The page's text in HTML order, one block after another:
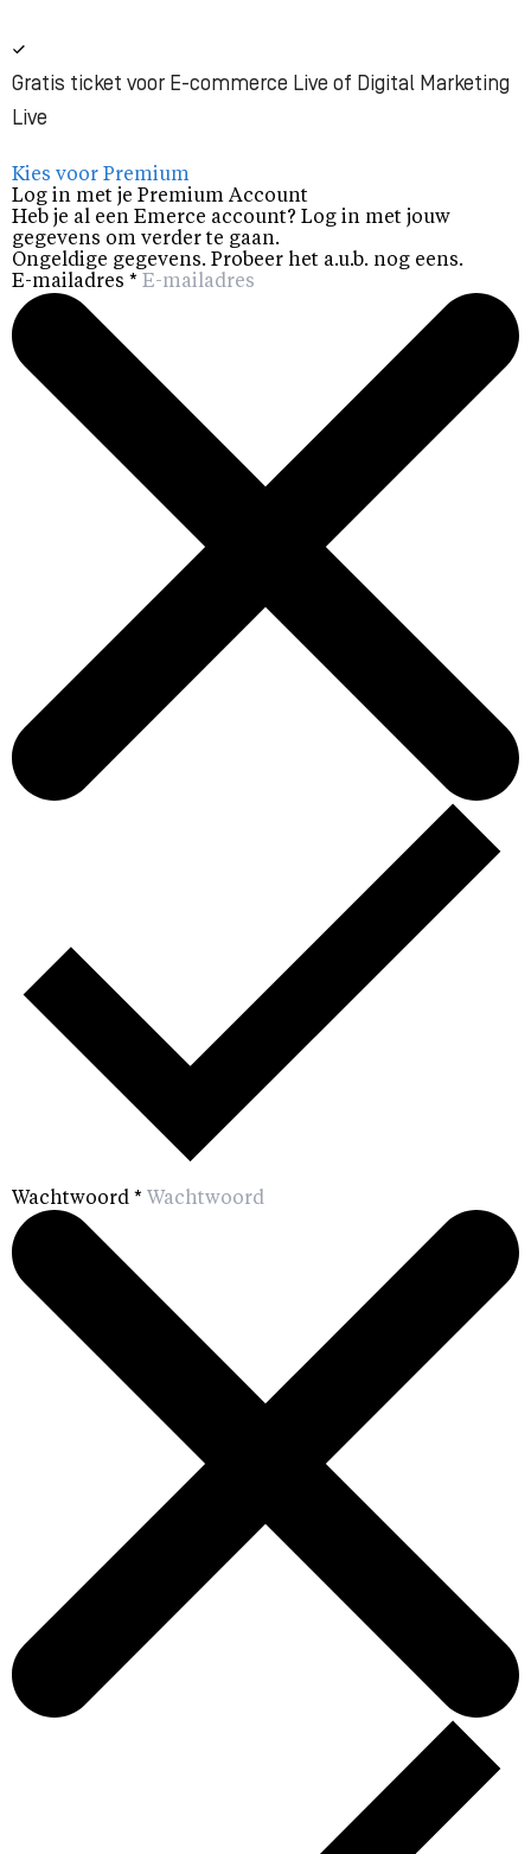
Gratis ticket voor E-commerce Live of Digital Marketing
Live
Kies voor Premium
Log in met je Premium Account
Heb je al een Emerce account? Log in met jouw
gegevens om verder te gaan.
Ongeldige gegevens. Probeer het a.u.b. nog eens.
E-mailadres *
Wachtwoord *